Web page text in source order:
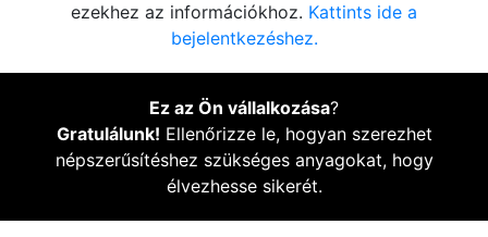
ezekhez az információkhoz. Kattints ide a
bejelentkezéshez.
Ez az Ön vállalkozása?
Gratulálunk! Ellenőrizze le, hogyan szerezhet
népszerűsítéshez szükséges anyagokat, hogy
élvezhesse sikerét.